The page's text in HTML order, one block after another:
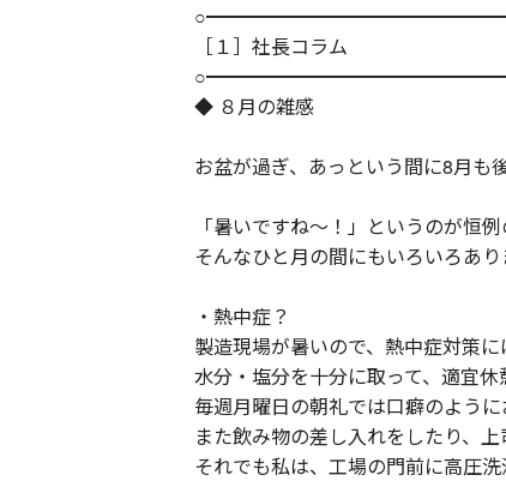
○━━━━━━━━━━━━━━━━━
［１］社長コラム
○━━━━━━━━━━━━━━━━━
◆ ８月の雑感
お盆が過ぎ、あっという間に8月も
「暑いですね～！」というのが恒
そんなひと月の間にもいろいろあり
・熱中症？
製造現場が暑いので、熱中症対策に
水分・塩分を十分に取って、適宜
毎週月曜日の朝礼では口癖のように
また飲み物の差し入れをしたり、
それでも私は、工場の門前に高圧